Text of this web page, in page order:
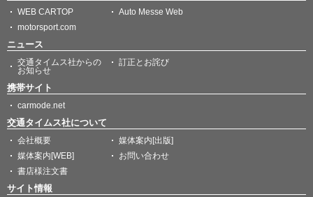
WEB CARTOP
Auto Messe Web
motorsport.com
ニュース
交通タイムス社からの
お知らせ
訂正とお詫び
携帯サイト
carmode.net
交通タイムス社について
会社概要
媒体案内[出版]
媒体案内[WEB]
お問い合わせ
書店様注文書
サイト情報